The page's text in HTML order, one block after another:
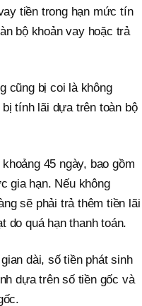
tiền trong hạn mức tín
bộ khoản vay hoặc trả
cũng bị coi là không
tính lãi dựa trên toàn bộ
45 ngày, bao gồm
gia hạn. Nếu không
sẽ phải trả thêm tiền lãi
do quá hạn thanh toán.
dài, số tiền phát sinh
dựa trên số tiền gốc và